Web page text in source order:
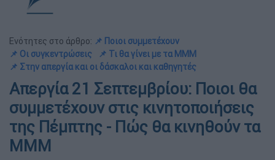
Ενότητες στο άρθρο: 📌 Ποιοι συμμετέχουν
📌 Οι συγκεντρώσεις
📌 Τι θα γίνει με τα ΜΜΜ
📌 Στην απεργία και οι δάσκαλοι και καθηγητές
Απεργία 21 Σεπτεμβρίου: Ποιοι θα
συμμετέχουν στις κινητοποιήσεις
της Πέμπτης - Πώς θα κινηθούν τα
ΜΜΜ